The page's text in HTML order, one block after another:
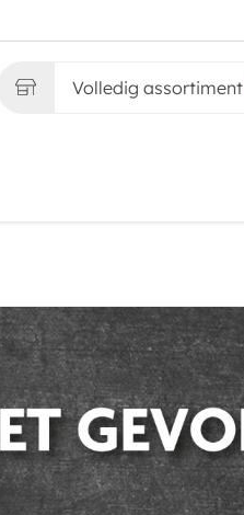
Volledig assortiment